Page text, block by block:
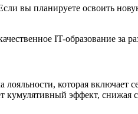
вы планируете освоить
IT-образование за
которая включает
кумулятивный эффект, снижая